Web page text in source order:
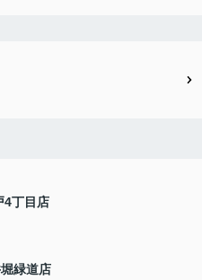
4丁目店
緑道店